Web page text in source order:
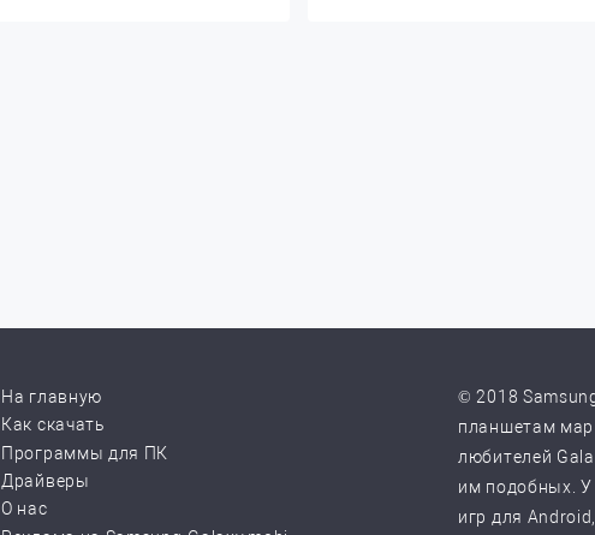
На главную
Как скачать
Программы для ПК
Драйверы
О нас
© 2018
планшетам
любителей
им подобных.
игр для